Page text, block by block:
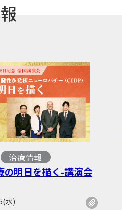
治療情報
の明日を描く-講演会
水)